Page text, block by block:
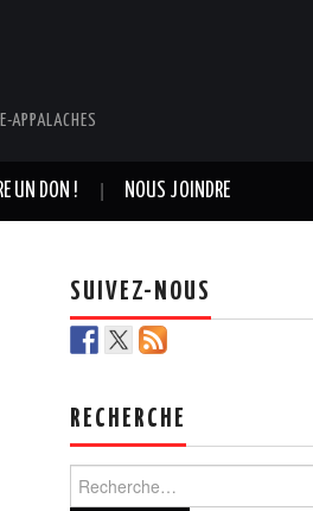
APPALACHES
UN DON ! NOUS JOINDRE
SUIVEZ-NOUS
RECHERCHE